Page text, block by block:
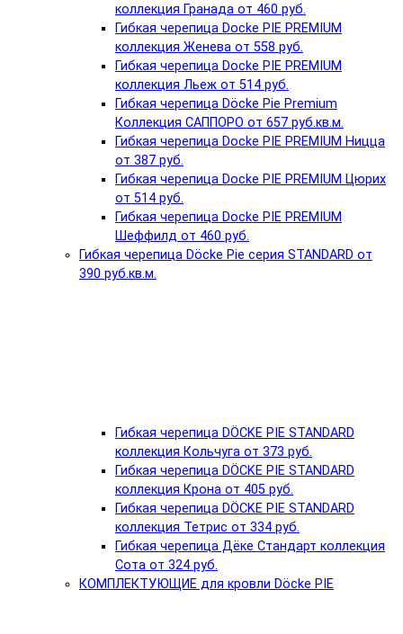
коллекция Гранада от 460 руб.
Гибкая черепица Docke PIE PREMIUM
коллекция Женева от 558 руб.
Гибкая черепица Docke PIE PREMIUM
коллекция Льеж от 514 руб.
Гибкая черепица Döcke Pie Premium
Коллекция САППОРО от 657 руб.кв.м.
Гибкая черепица Docke PIE PREMIUM Ницца
от 387 руб.
Гибкая черепица Docke PIE PREMIUM Цюрих
от 514 руб.
Гибкая черепица Docke PIE PREMIUM
Шеффилд от 460 руб.
Гибкая черепица Döcke Pie серия STANDARD от
390 руб.кв.м.
Гибкая черепица DÖCKE PIE STANDARD
коллекция Кольчуга от 373 руб.
Гибкая черепица DÖCKE PIE STANDARD
коллекция Крона от 405 руб.
Гибкая черепица DÖCKE PIE STANDARD
коллекция Тетрис от 334 руб.
Гибкая черепица Дёке Стандарт коллекция
Сота от 324 руб.
КОМПЛЕКТУЮЩИЕ для кровли Döcke PIE